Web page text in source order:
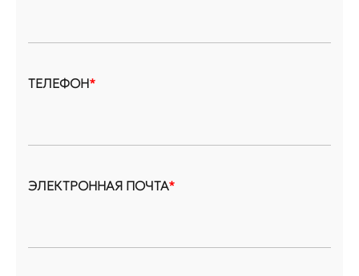
ТЕЛЕФОН*
ЭЛЕКТРОННАЯ ПОЧТА*